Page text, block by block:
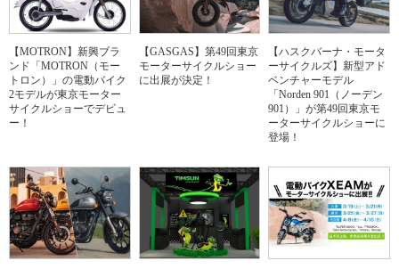
【MOTRON】新興ブラ
ンド「MOTRON（モー
トロン）」の電動バイク
2モデルが東京モーター
サイクルショーでデビュ
ー！
【GASGAS】第49回東京
モーターサイクルショー
に出展が決定！
【ハスクバーナ・モータ
ーサイクルズ】新型アド
ベンチャーモデル
「Norden 901（ノーデン
901）」が第49回東京モ
ーターサイクルショーに
登場！